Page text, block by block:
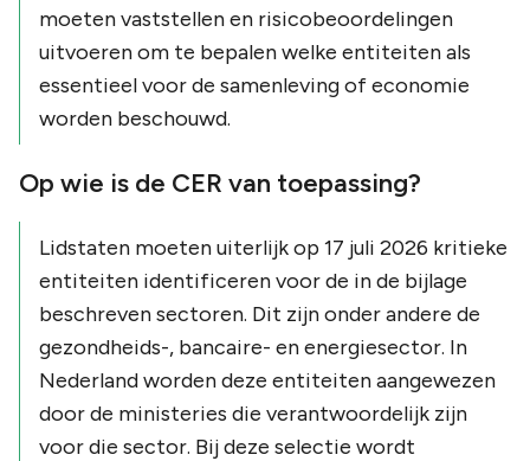
moeten vaststellen en risicobeoordelingen
uitvoeren om te bepalen welke entiteiten als
essentieel voor de samenleving of economie
worden beschouwd.
Op wie is de CER van toepassing?
Lidstaten moeten uiterlijk op 17 juli 2026 kritieke
entiteiten identificeren voor de in de bijlage
beschreven sectoren. Dit zijn onder andere de
gezondheids-, bancaire- en energiesector. In
Nederland worden deze entiteiten aangewezen
door de ministeries die verantwoordelijk zijn
voor die sector. Bij deze selectie wordt